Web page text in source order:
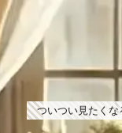
ついつい見たくな